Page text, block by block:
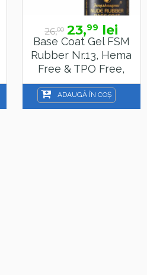
26,00 23,99 lei
Base Coat Gel FSM
Rubber Nr.13, Hema
Free & TPO Free,
15ml
ADAUGĂ ÎN COȘ